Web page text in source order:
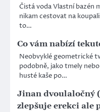
Čistá voda Vlastní bazén
nikam cestovat na
to…
Co vám nabízí
Neobvyklé geometrické
podobně, jako tmely
husté kaše po…
Jinan dvoulaločný
zlepšuje erekci ale